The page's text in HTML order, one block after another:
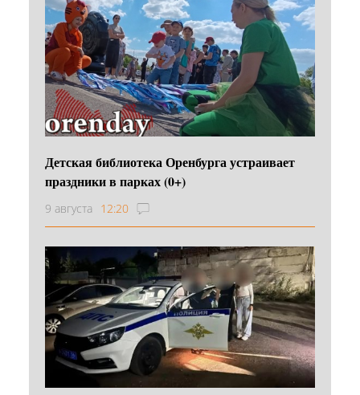
Детская библиотека Оренбурга устраивает
праздники в парках (0+)
9 августа 12:20